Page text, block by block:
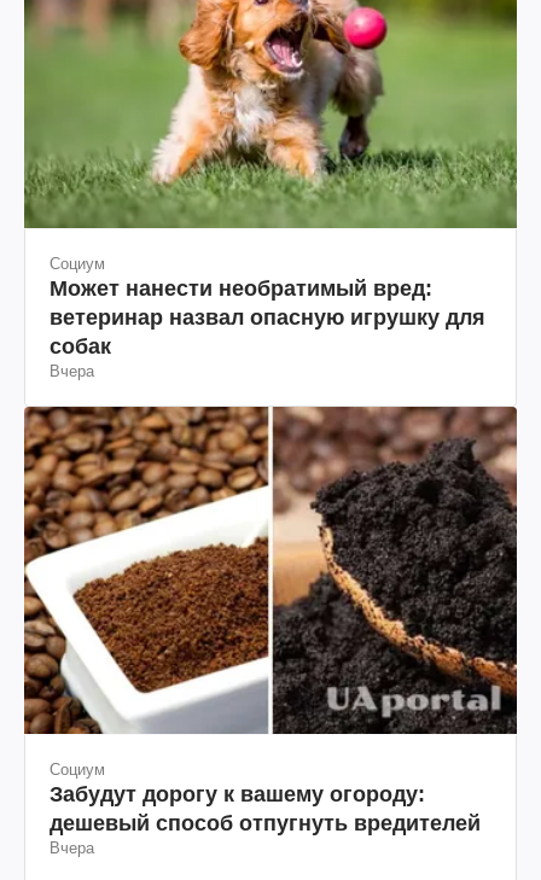
Социум
Может нанести необратимый вред:
ветеринар назвал опасную игрушку для
собак
Социум
Забудут дорогу к вашему огороду:
дешевый способ отпугнуть вредителей